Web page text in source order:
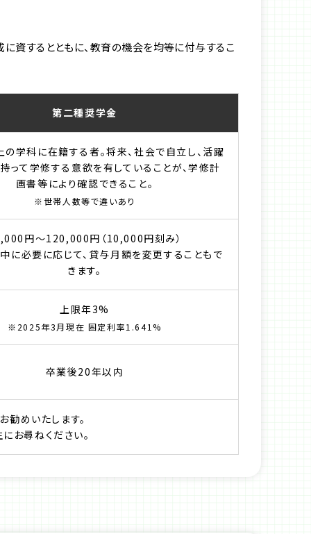
資するとともに、教育の機会を均等に付与するこ
第二種奨学金
学科に在籍する者。将来、社会で自立し、活躍
って学修する意欲を有していることが、学修計
画書等により確認できること。
※世帯人数等で違いあり
円〜120,000円（10,000円刻み）
に必要に応じて、貸与月額を変更することもで
きます。
上限年3%
※2025年3月現在 固定利率1.641%
卒業後20年以内
めいたします。
お尋ねください。